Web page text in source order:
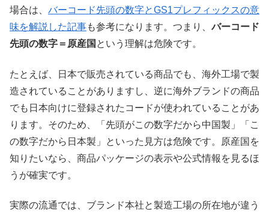
場合は、 バーコード先頭の数字とGS1プレフィックスの意
味を解説した記事も参考になります。つまり、バーコード
先頭の数字＝原産国 という理解は危険です。
たとえば、日本で販売されている商品でも、海外工場で製
造されていることがありますし、逆に海外ブランドの商品
でも日本向けに登録されたコードが使われていることがあ
ります。そのため、「先頭がこの数字だから中国製」「こ
の数字だから日本製」といった見方は危険です。原産国を
知りたいなら、商品パッケージの表示や公式情報を見るほ
うが確実です。
実際の流通では、ブランド本社と製造工場の所在地が違う